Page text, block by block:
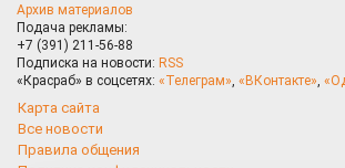
Архив материалов
Подача рекламы:
+7 (391) 211-56-88
Подписка на новости: RSS
«Красраб» в соцсетях: «Телеграм», «ВКонтакте»,
Карта сайта
Все новости
Правила общения